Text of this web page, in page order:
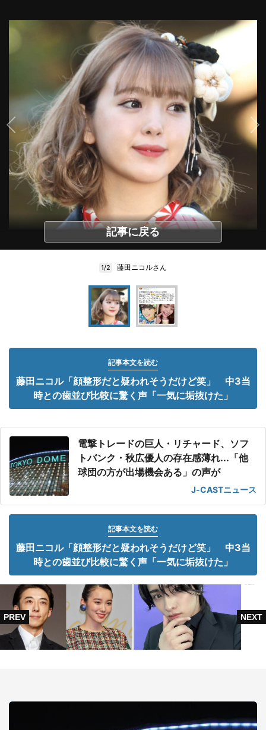
記事に戻る
1/2 藤田ニコルさん
記事本文を読む
藤田ニコル「顔整形だと疑われそうだけど笑」 中3当
時との歯並び比較に驚く声「一気に垢抜けた」
電撃トレードの巨人・リチャード、ソフ
トバンク・秋広優人の存在感薄れ...「他
球団の方が出場機会ある」の声が
J-CASTニュース
記事本文を読む
藤田ニコル「顔整形だと疑われそうだけど笑」 中3当
時との歯並び比較に驚く声「一気に垢抜けた」